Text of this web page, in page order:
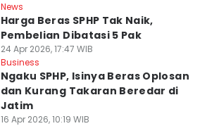
News
Harga Beras SPHP Tak Naik,
Pembelian Dibatasi 5 Pak
24 Apr 2026, 17:47 WIB
Business
Ngaku SPHP, Isinya Beras Oplosan
dan Kurang Takaran Beredar di
Jatim
16 Apr 2026, 10:19 WIB